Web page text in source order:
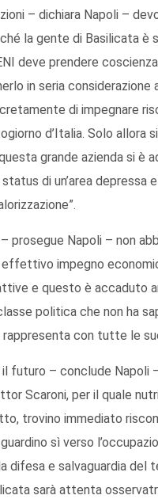
– dichiara Napoli –
la gente di Basilicata è
deve prendere
in seria considerazione
di impegnare
d’Italia. Solo allora
grande azienda si è
di un’area depressa
– prosegue Napoli – non
effettivo impegno
e questo è accaduto
politica che non ha
con tutte le
il futuro – conclude Napoli
Scaroni, per il quale
trovino immediato
sì verso
difesa e salvaguardia del
sarà attenta